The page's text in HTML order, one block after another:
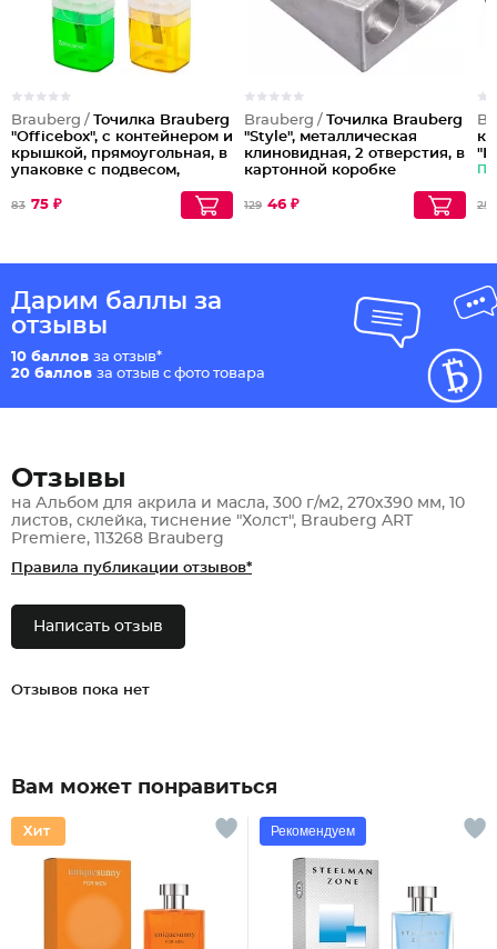
Brauberg / Точилка Brauberg
"Officebox", с контейнером и
крышкой, прямоугольная, в
упаковке с подвесом,
83 75 ₽
Brauberg / Точилка Brauberg
"Style", металлическая
клиновидная, 2 отверстия, в
картонной коробке
129 46 ₽ 259
Дарим баллы за
отзывы
10 баллов за отзыв*
20 баллов за отзыв с фото товара
Отзывы
на Альбом для акрила и масла, 300 г/м2, 270х390 мм, 10
листов, склейка, тиснение "Холст", Brauberg ART
Premiere, 113268 Brauberg
Правила публикации отзывов*
Написать отзыв
Отзывов пока нет
Вам может понравиться
Рекомендуем